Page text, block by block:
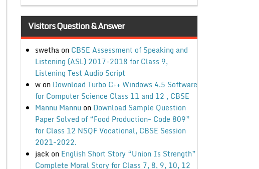
Visitors Question & Answer
swethaon CBSE Assessment of Speaking and
Listening (ASL) 2017-2018 for Class 9,
Listening Test Audio Script
won Download Turbo C++ Windows 4.5 Software
for Computer Science Class 11 and 12 , CBSE
Mannu Mannu on Download Sample Question
Paper Solved of “Food Production- Code 809”
for Class 12 NSQF Vocational, CBSE Session
2021-2022.
jackon English Short Story “Union Is Strength”
Complete Moral Story for Class 7, 8, 9, 10, 12